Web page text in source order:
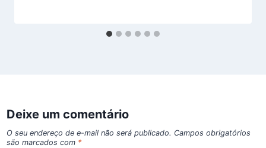
Deixe um comentário
O seu endereço de e-mail não será publicado. Campos obrigatórios
são marcados com *